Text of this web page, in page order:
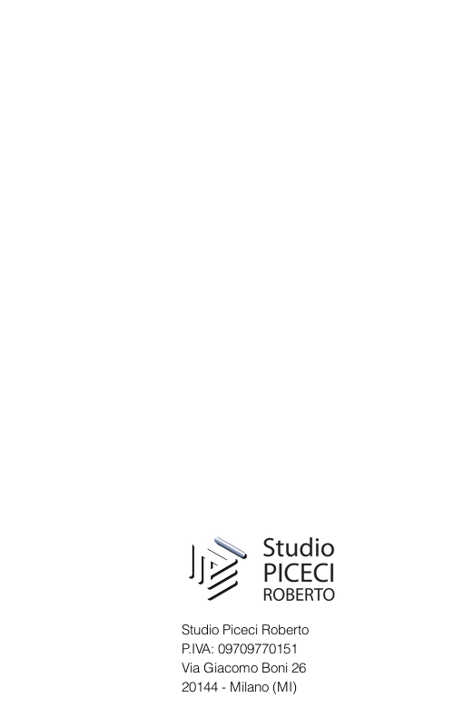
Studio Piceci Roberto
P.IVA: 09709770151
Via Giacomo Boni 26
20144 - Milano (MI)